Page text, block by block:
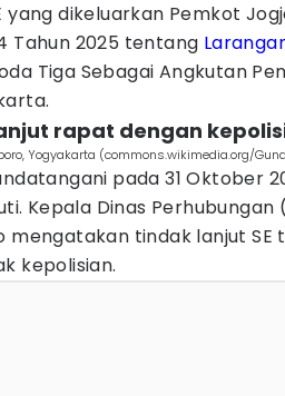
yang dikeluarkan Pemkot
Tahun 2025 tentang
Tiga Sebagai Angkutan
rapat dengan
Yogyakarta (commons.wikimedia.org/
pada 31 Oktober
Kepala Dinas Perhubungan
mengatakan tindak lanjut
kepolisian.